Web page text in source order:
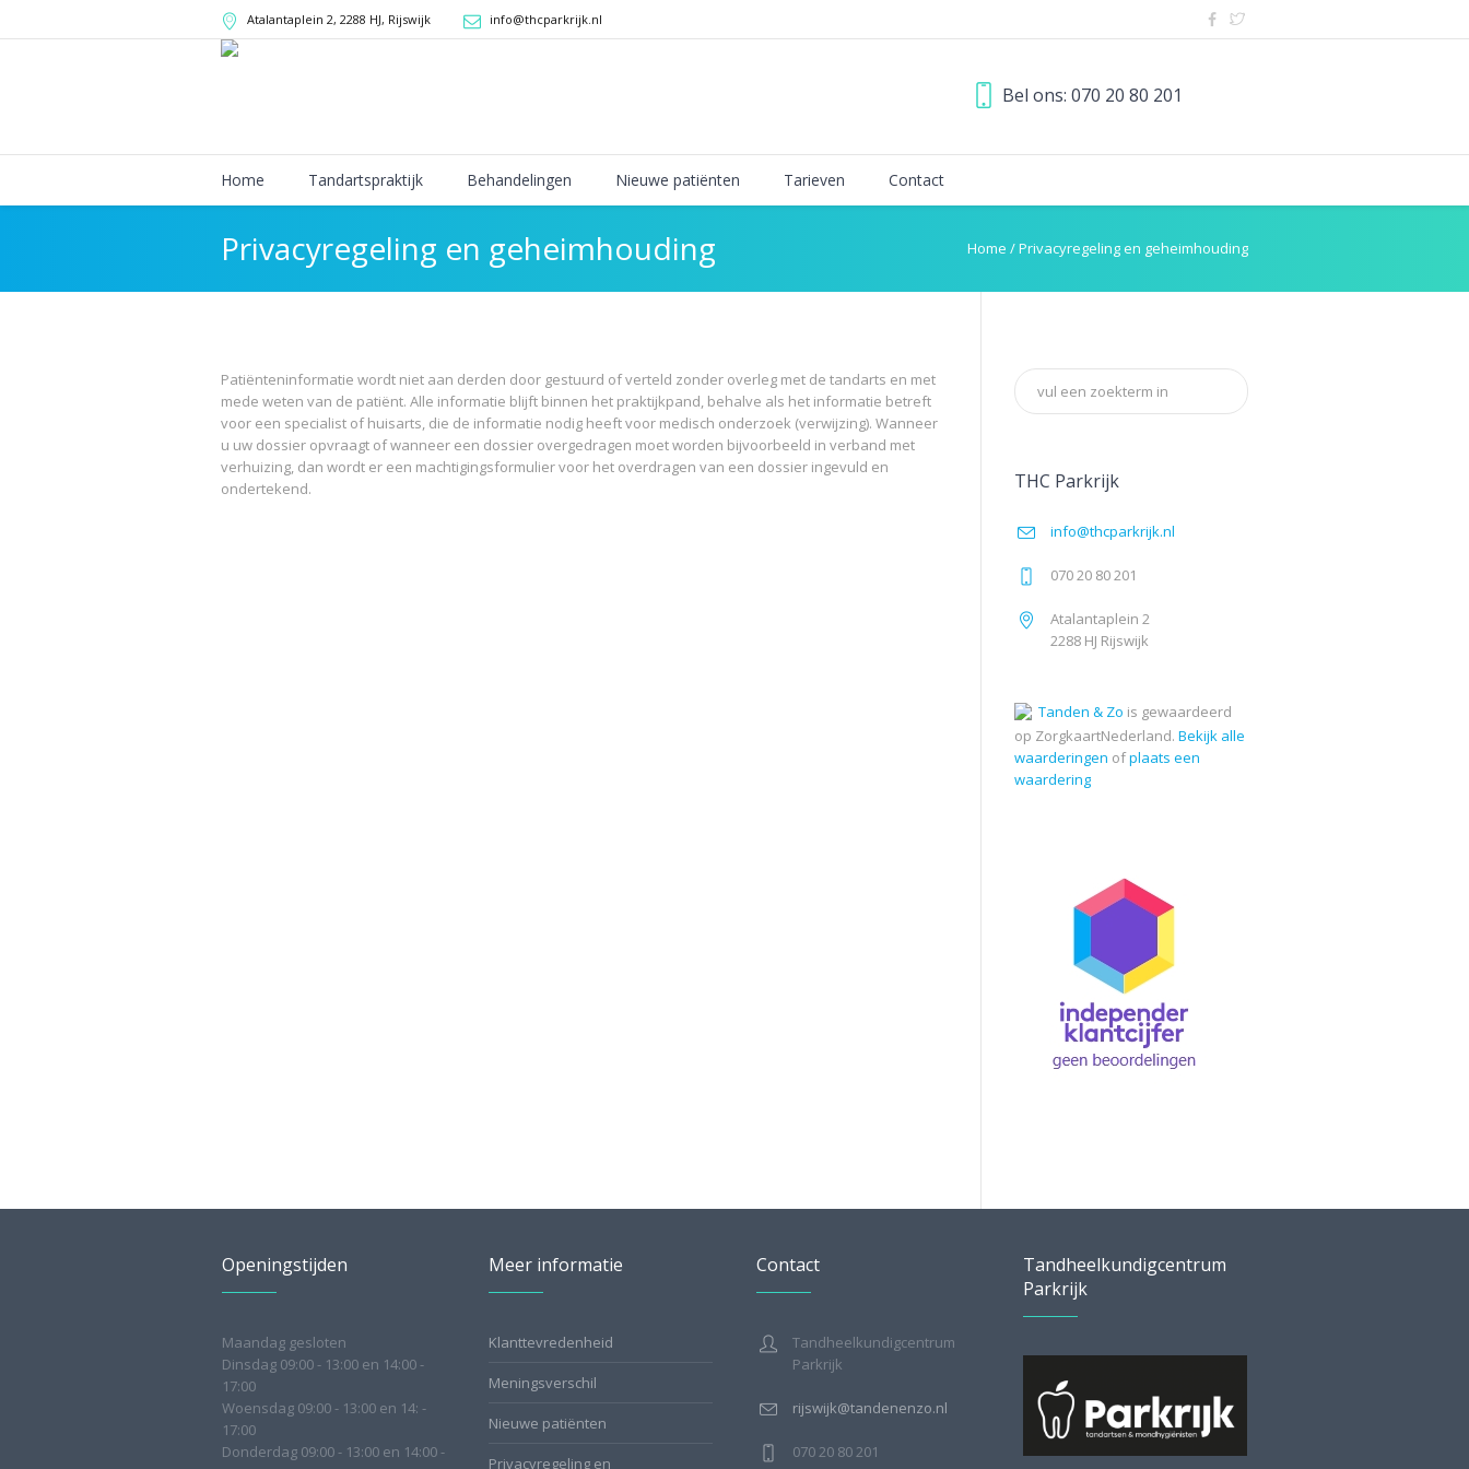
Atalantaplein 2, 2288 HJ, Rijswijk info@thcparkrijk.nl
Bel ons: 070 20 80 201
Home Tandartspraktijk Behandelingen Nieuwe patiënten Tarieven Contact
Privacyregeling en geheimhouding Home /Privacyregeling en geheimhouding
Patiënteninformatie wordt niet aan derden door gestuurd of verteld zonder overleg met de tandarts en met
mede weten van de patiënt. Alle informatie blijft binnen het praktijkpand, behalve als het informatie betreft
voor een specialist of huisarts, die de informatie nodig heeft voor medisch onderzoek (verwijzing). Wanneer
u uw dossier opvraagt of wanneer een dossier overgedragen moet worden bijvoorbeeld in verband met
verhuizing, dan wordt er een machtigingsformulier voor het overdragen van een dossier ingevuld en
ondertekend.
THC Parkrijk
info@thcparkrijk.nl
070 20 80 201
Atalantaplein 2
2288 HJ Rijswijk
Tanden & Zo is gewaardeerd
op ZorgkaartNederland. Bekijk alle
waarderingen ofplaats een
waardering
Openingstijden
Maandag gesloten
Dinsdag 09:00 - 13:00 en 14:00 -
17:00
Woensdag 09:00 - 13:00 en 14: -
17:00
Donderdag 09:00 - 13:00 en 14:00 -
Meer informatie
Klanttevredenheid
Meningsverschil
Nieuwe patiënten
Privacyregeling en
Contact
Tandheelkundigcentrum
Parkrijk
rijswijk@tandenenzo.nl
070 20 80 201
Tandheelkundigcentrum
Parkrijk